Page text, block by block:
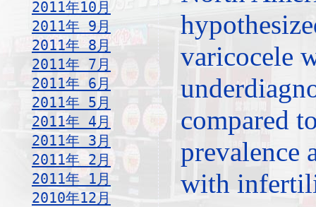
2011年10月
2011年 9月
2011年 8月
2011年 7月
2011年 6月
2011年 5月
2011年 4月
2011年 3月
2011年 2月
2011年 1月
2010年12月
varicocele
compared
prevalence
with